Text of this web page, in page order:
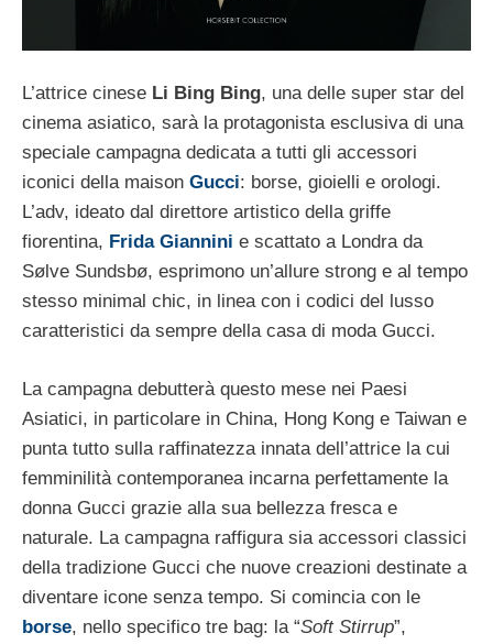
L’attrice cinese Li Bing Bing, una delle super star del
cinema asiatico, sarà la protagonista esclusiva di una
speciale campagna dedicata a tutti gli accessori
iconici della maison Gucci: borse, gioielli e orologi.
L’adv, ideato dal direttore artistico della griffe
fiorentina, Frida Giannini e scattato a Londra da
Sølve Sundsbø, esprimono un’allure strong e al tempo
stesso minimal chic, in linea con i codici del lusso
caratteristici da sempre della casa di moda Gucci.
La campagna debutterà questo mese nei Paesi
Asiatici, in particolare in China, Hong Kong e Taiwan e
punta tutto sulla raffinatezza innata dell’attrice la cui
femminilità contemporanea incarna perfettamente la
donna Gucci grazie alla sua bellezza fresca e
naturale. La campagna raffigura sia accessori classici
della tradizione Gucci che nuove creazioni destinate a
diventare icone senza tempo. Si comincia con le
borse, nello specifico tre bag: la “Soft Stirrup”,